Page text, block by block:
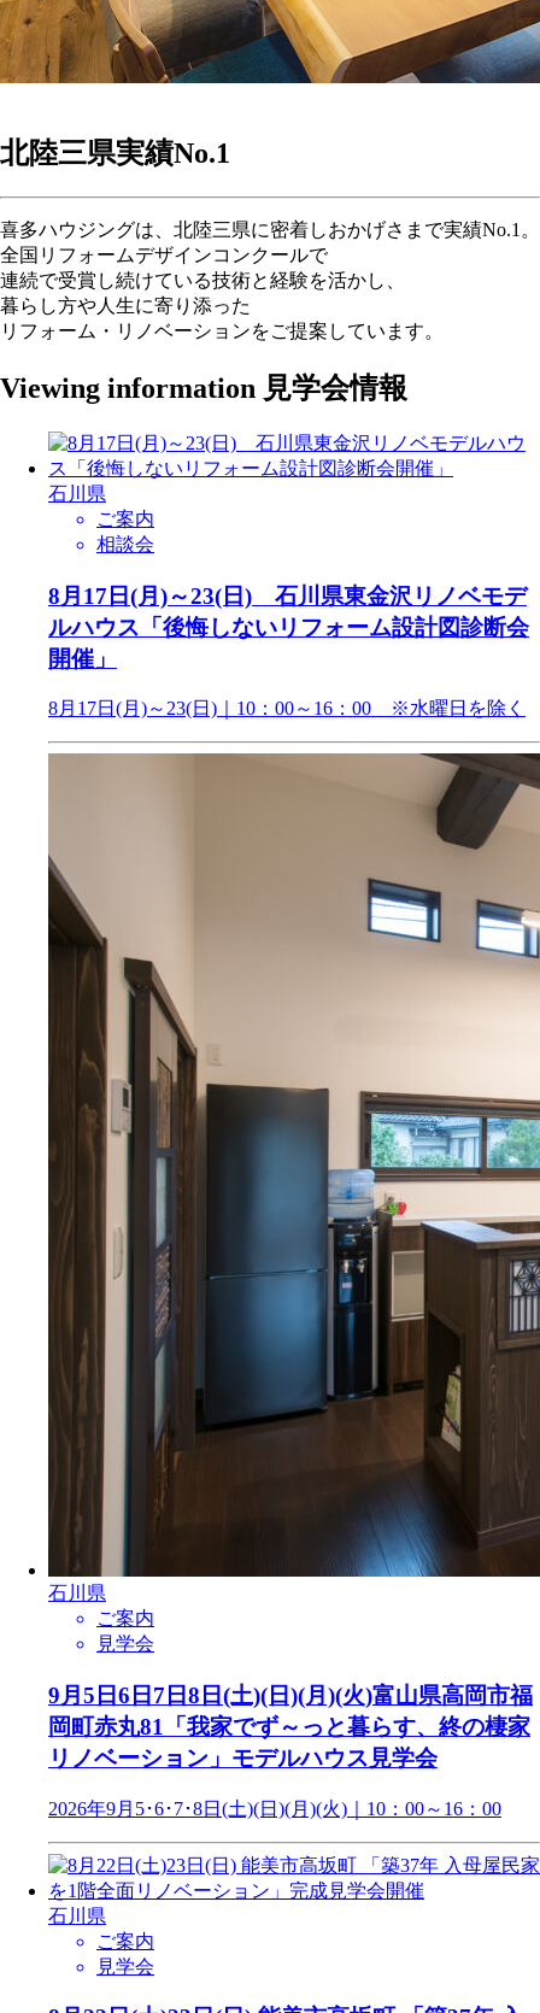
北陸三県実績No.1
喜多ハウジングは、北陸三県に密着しおかげさまで実績No.1。
全国リフォームデザインコンクールで
連続で受賞し続けている技術と経験を活かし、
暮らし方や人生に寄り添った
リフォーム・リノベーションをご提案しています。
Viewing information 見学会情報
石川県
ご案内
相談会
8月17日(月)～23(日) 石川県東金沢リノベモデ
ルハウス「後悔しないリフォーム設計図診断会
開催」
8月17日(月)～23(日)｜10：00～16：00 ※水曜日を除く
石川県
ご案内
見学会
9月5日6日7日8日(土)(日)(月)(火)富山県高岡市福
岡町赤丸81「我家でず～っと暮らす、終の棲家
リノベーション」モデルハウス見学会
2026年9月5･6･7･8日(土)(日)(月)(火)｜10：00～16：00
石川県
ご案内
見学会